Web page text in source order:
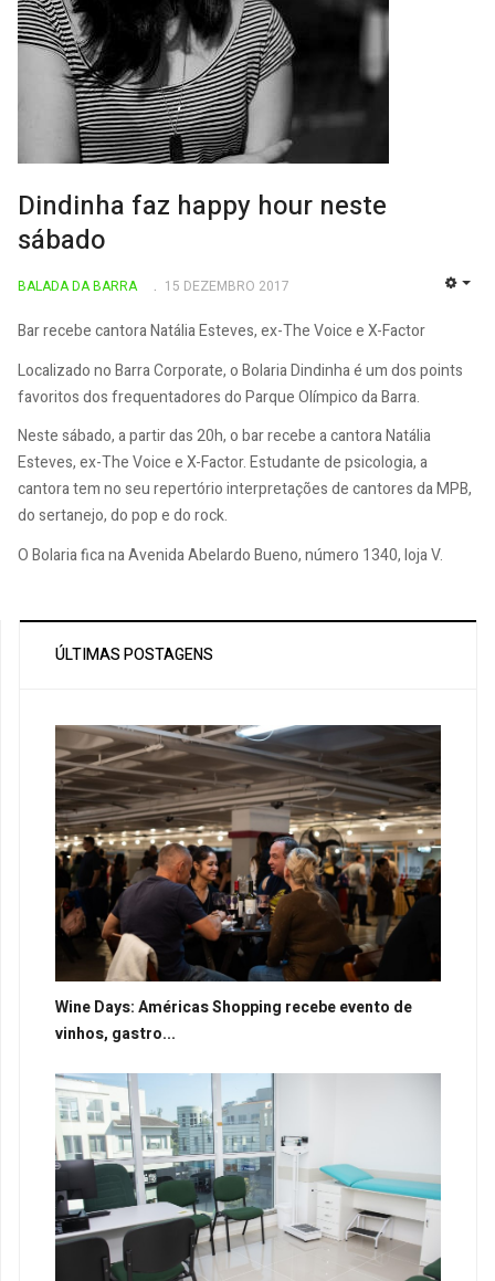
Dindinha faz happy hour neste
sábado
BALADA DA BARRA 15 DEZEMBRO 2017
Bar recebe cantora Natália Esteves, ex-The Voice e X-Factor
Localizado no Barra Corporate, o Bolaria Dindinha é um dos points
favoritos dos frequentadores do Parque Olímpico da Barra.
Neste sábado, a partir das 20h, o bar recebe a cantora Natália
Esteves, ex-The Voice e X-Factor. Estudante de psicologia, a
cantora tem no seu repertório interpretações de cantores da MPB,
do sertanejo, do pop e do rock.
O Bolaria fica na Avenida Abelardo Bueno, número 1340, loja V.
ÚLTIMAS POSTAGENS
Wine Days: Américas Shopping recebe evento de
vinhos, gastro...